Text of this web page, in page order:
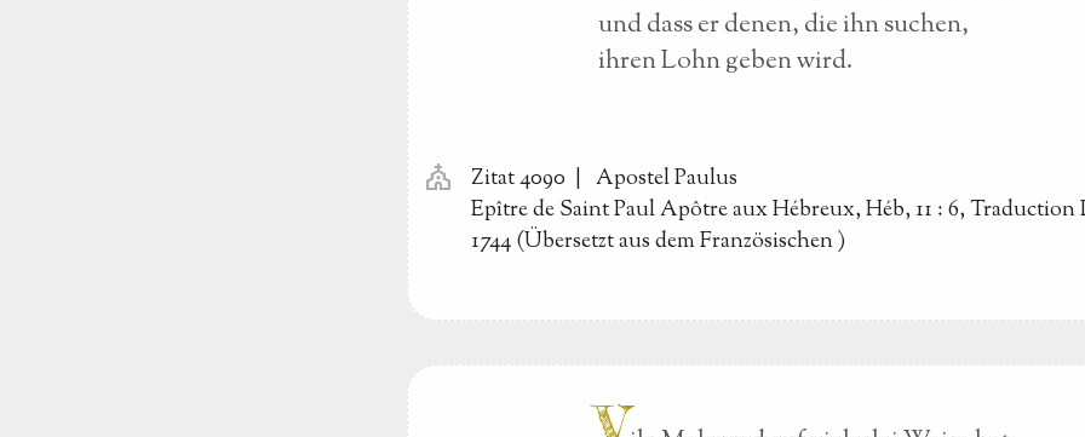
und dass er denen, die ihn suchen,
ihren Lohn geben wird.
church Zitat 4090 |
Apostel Paulus
Epître de Saint Paul Apôtre aux Hébreux, Héb, 11 : 6,
1744 (Übersetzt aus dem Französischen)